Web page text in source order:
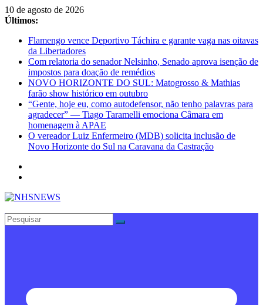
Pular
para
conteúdo
10 de agosto de 2026
Últimos:
Flamengo vence Deportivo Táchira e garante vaga nas oitavas
da Libertadores
Com relatoria do senador Nelsinho, Senado aprova isenção de
impostos para doação de remédios
NOVO HORIZONTE DO SUL: Matogrosso & Mathias
farão show histórico em outubro
“Gente, hoje eu, como autodefensor, não tenho palavras para
agradecer” — Tiago Taramelli emociona Câmara em
homenagem à APAE
O vereador Luiz Enfermeiro (MDB) solicita inclusão de
Novo Horizonte do Sul na Caravana da Castração